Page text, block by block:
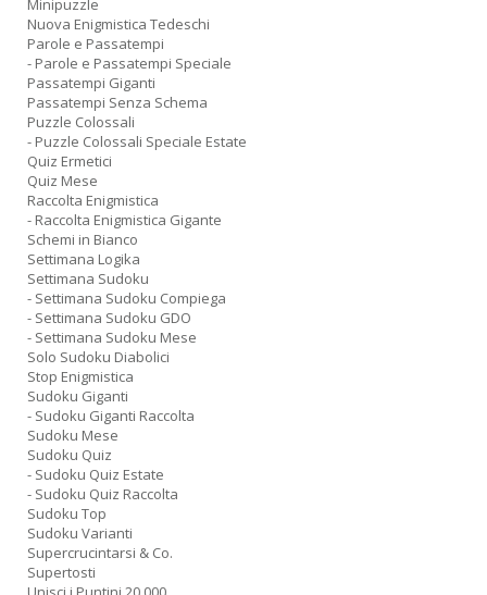
Minipuzzle
Nuova Enigmistica Tedeschi
Parole e Passatempi
- Parole e Passatempi Speciale
Passatempi Giganti
Passatempi Senza Schema
Puzzle Colossali
- Puzzle Colossali Speciale Estate
Quiz Ermetici
Quiz Mese
Raccolta Enigmistica
- Raccolta Enigmistica Gigante
Schemi in Bianco
Settimana Logika
Settimana Sudoku
- Settimana Sudoku Compiega
- Settimana Sudoku GDO
- Settimana Sudoku Mese
Solo Sudoku Diabolici
Stop Enigmistica
Sudoku Giganti
- Sudoku Giganti Raccolta
Sudoku Mese
Sudoku Quiz
- Sudoku Quiz Estate
- Sudoku Quiz Raccolta
Sudoku Top
Sudoku Varianti
Supercrucintarsi & Co.
Supertosti